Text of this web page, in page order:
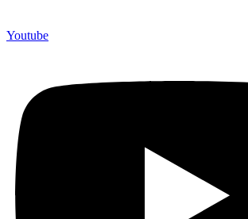
Youtube